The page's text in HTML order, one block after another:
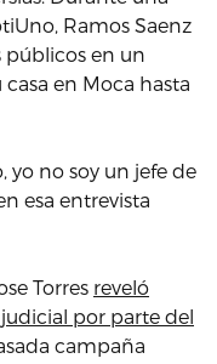
Ramos Saenz
públicos en un
en Moca hasta
yo no soy un jefe de
esa entrevista
Torres reveló
por parte del
campaña